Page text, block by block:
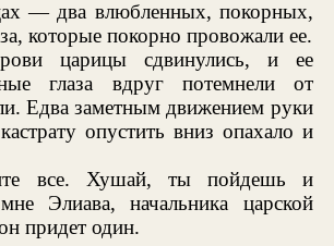
— два влюбленных, покорных,
которые покорно провожали ее.
царицы сдвинулись, и ее
глаза вдруг потемнели от
Едва заметным движением руки
опустить вниз опахало и
все. Хушай, ты пойдешь и
Элиава, начальника царской
придет один.